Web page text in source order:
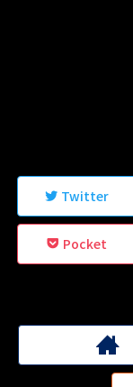
Twitter
Pocket